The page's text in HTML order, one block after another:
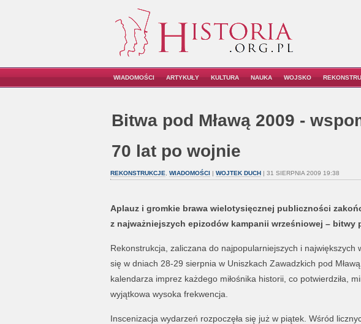
WIADOMOŚCI ARTYKUŁY KULTURA NAUKA WOJSKO
Bitwa pod Mławą 2009 -
70 lat po wojnie
REKONSTRUKCJE WIADOMOŚCI| WOJTEK DUCH| 31 SIERPNIA 2009 19:38
Aplauz i gromkie brawa wielotysięcznej publiczności
z najważniejszych epizodów kampanii wrześniowej – bitwy
Rekonstrukcja, zaliczana do najpopularniejszych i największych
się w dniach 28-29 sierpnia w Uniszkach Zawadzkich pod
kalendarza imprez każdego miłośnika historii, co potwierdziła,
wyjątkowa wysoka frekwencja.
Inscenizacja wydarzeń rozpoczęła się już w piątek. Wśród